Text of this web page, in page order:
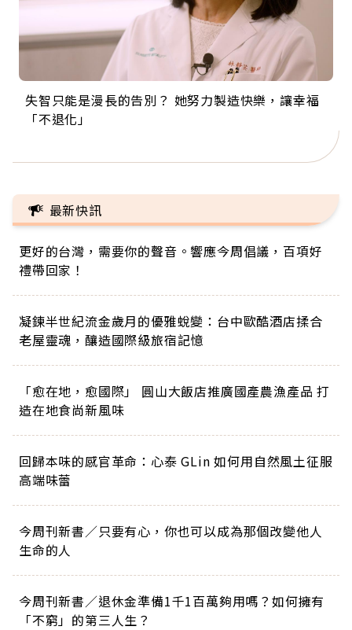
失智只能是漫長的告別？ 她努力製造快樂，讓幸福
「不退化」
來自剛果的巧克力神父 為台灣奉獻36年 「台灣是我
的家，我連作夢都講台語！」
63歲卸矽谷副總、搬回台灣找快樂！「蛋黃哥小
丑」走進安養院，逗樂上萬爺奶：退休後才開始真
104歲打破金氏世界紀錄 成為全球最年長羽球選
手，分享長壽的秘密原來是「這個」
事業巔峰他選擇追夢…黑手阿伯拉小提琴還登上小
巨蛋！連CNN都大讚！
最新快訊
更好的台灣，需要你的聲音。響應今周倡議，百項好
禮帶回家！
凝鍊半世紀流金歲月的優雅蛻變：台中歐酷酒店揉合
老屋靈魂，釀造國際級旅宿記憶
「愈在地，愈國際」 圓山大飯店推廣國產農漁產品 打
造在地食尚新風味
回歸本味的感官革命：心泰 GLin 如何用自然風土征服
高端味蕾
今周刊新書／只要有心，你也可以成為那個改變他人
生命的人
今周刊新書／退休金準備1千1百萬夠用嗎？如何擁有
「不窮」的第三人生？